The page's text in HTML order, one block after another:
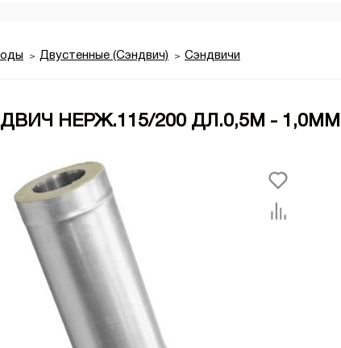
Двустенные (Сэндвич) Сэндвичи
НЕРЖ.115/200 ДЛ.0,5М -